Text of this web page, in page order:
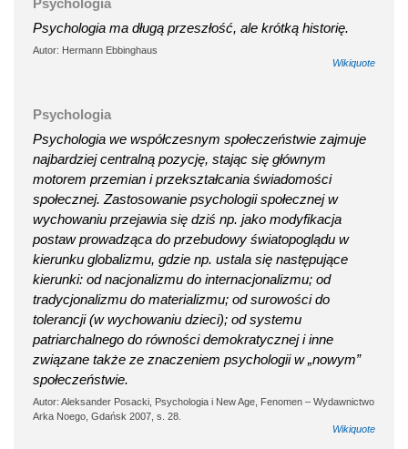
Psychologia
Psychologia ma długą przeszłość, ale krótką historię.
Autor: Hermann Ebbinghaus
Wikiquote
Psychologia
Psychologia we współczesnym społeczeństwie zajmuje
najbardziej centralną pozycję, stając się głównym
motorem przemian i przekształcania świadomości
społecznej. Zastosowanie psychologii społecznej w
wychowaniu przejawia się dziś np. jako modyfikacja
postaw prowadząca do przebudowy światopoglądu w
kierunku globalizmu, gdzie np. ustala się następujące
kierunki: od nacjonalizmu do internacjonalizmu; od
tradycjonalizmu do materializmu; od surowości do
tolerancji (w wychowaniu dzieci); od systemu
patriarchalnego do równości demokratycznej i inne
związane także ze znaczeniem psychologii w „nowym”
społeczeństwie.
Autor: Aleksander Posacki, Psychologia i New Age, Fenomen – Wydawnictwo
Arka Noego, Gdańsk 2007, s. 28.
Wikiquote